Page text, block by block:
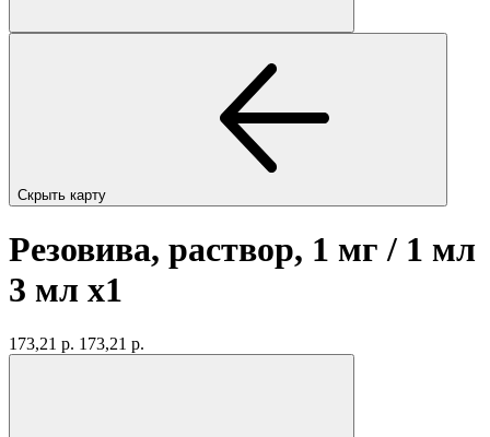
Скрыть карту
Резовива, раствор, 1 мг / 1 мл
3 мл x1
173,21 р. 173,21 р.